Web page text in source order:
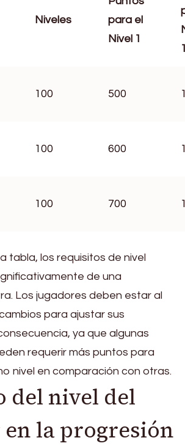
Niveles
para el
Nivel 1
100 500
100 600
100 700
tabla, los requisitos de nivel
de una
Los jugadores deben estar al
para ajustar sus
ya que algunas
requerir más puntos para
nivel en comparación con otras.
del nivel del
la progresión